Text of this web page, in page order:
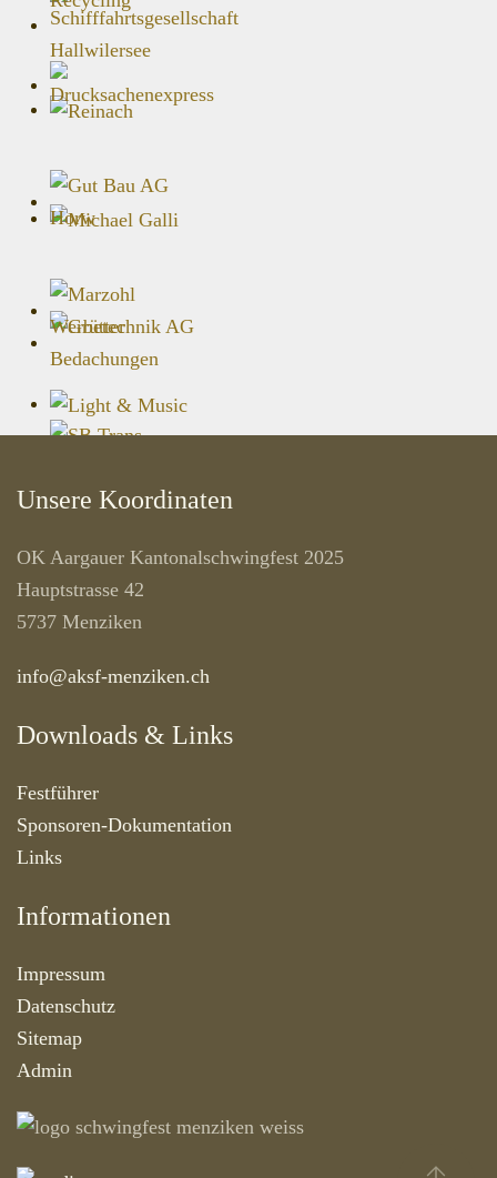
Unsere Koordinaten
OK Aargauer Kantonalschwingfest 2025
Hauptstrasse 42
5737 Menziken
info@aksf-menziken.ch
Downloads & Links
Festführer
Sponsoren-Dokumentation
Links
Informationen
Impressum
Datenschutz
Sitemap
Admin